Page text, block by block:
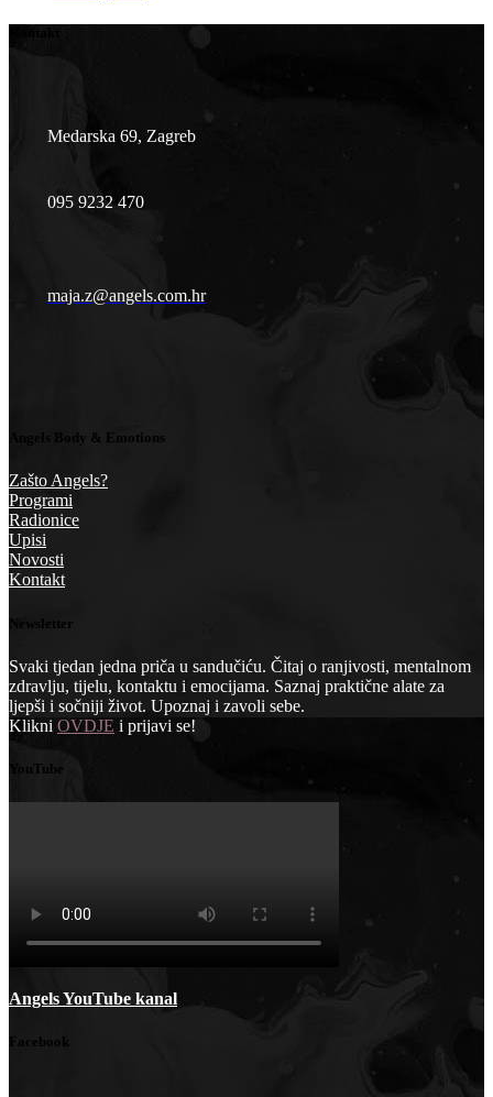
Medarska 69, Zagreb
095 9232 470
maja.z@angels.com.hr
Angels Body & Emotions
Zašto Angels?
Programi
Radionice
Upisi
Novosti
Kontakt
Newsletter
Svaki tjedan jedna priča u sandučiću. Čitaj o ranjivosti, mentalnom
zdravlju, tijelu, kontaktu i emocijama. Saznaj praktične alate za
ljepši i sočniji život. Upoznaj i zavoli sebe.
Klikni OVDJE i prijavi se!
YouTube
Angels YouTube kanal
Facebook